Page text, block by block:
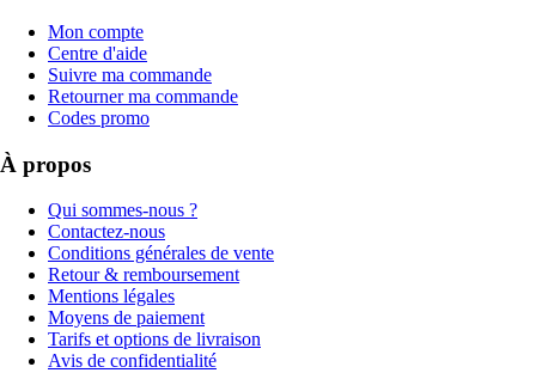
Mon compte
Centre d'aide
Suivre ma commande
Retourner ma commande
Codes promo
À propos
Qui sommes-nous ?
Contactez-nous
Conditions générales de vente
Retour & remboursement
Mentions légales
Moyens de paiement
Tarifs et options de livraison
Avis de confidentialité